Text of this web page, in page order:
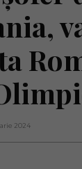
2024